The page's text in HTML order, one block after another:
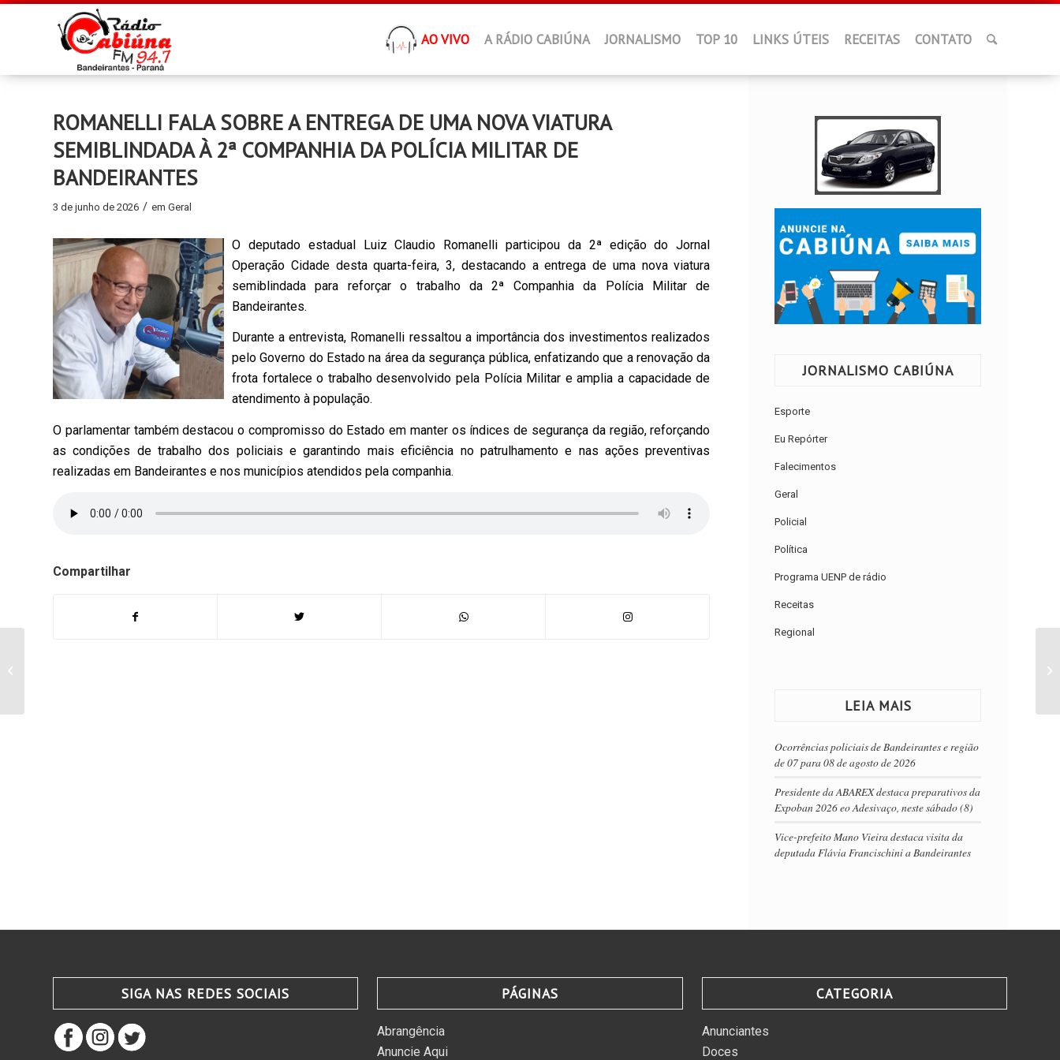
AO VIVO A RÁDIO CABIÚNA JORNALISMO TOP 10 LINKS ÚTEIS RECEITAS CONTATO
ROMANELLI FALA SOBRE A ENTREGA DE UMA NOVA VIATURA
SEMIBLINDADA À 2ª COMPANHIA DA POLÍCIA MILITAR DE
BANDEIRANTES
3 de junho de 2026 / em Geral
O deputado estadual Luiz Claudio Romanelli participou da 2ª edição do Jornal
Operação Cidade desta quarta-feira, 3, destacando a entrega de uma nova viatura
semiblindada para reforçar o trabalho da 2ª Companhia da Polícia Militar de
Bandeirantes.
Durante a entrevista, Romanelli ressaltou a importância dos investimentos realizados
pelo Governo do Estado na área da segurança pública, enfatizando que a renovação da
frota fortalece o trabalho desenvolvido pela Polícia Militar e amplia a capacidade de
atendimento à população.
O parlamentar também destacou o compromisso do Estado em manter os índices de segurança da região, reforçando
as condições de trabalho dos policiais e garantindo mais eficiência no patrulhamento e nas ações preventivas
realizadas em Bandeirantes e nos municípios atendidos pela companhia.
Compartilhar
JORNALISMO CABIÚNA
Esporte
Eu Repórter
Falecimentos
Geral
Policial
Política
Programa UENP de rádio
Receitas
Regional
LEIA MAIS
Ocorrências policiais de Bandeirantes e região
de 07 para 08 de agosto de 2026
Presidente da ABAREX destaca preparativos da
Expoban 2026 eo Adesivaço, neste sábado (8)
Vice-prefeito Mano Vieira destaca visita da
deputada Flávia Francischini a Bandeirantes
SIGA NAS REDES SOCIAIS PÁGINAS
Abrangência
Anuncie Aqui
CATEGORIA
Anunciantes
Doces